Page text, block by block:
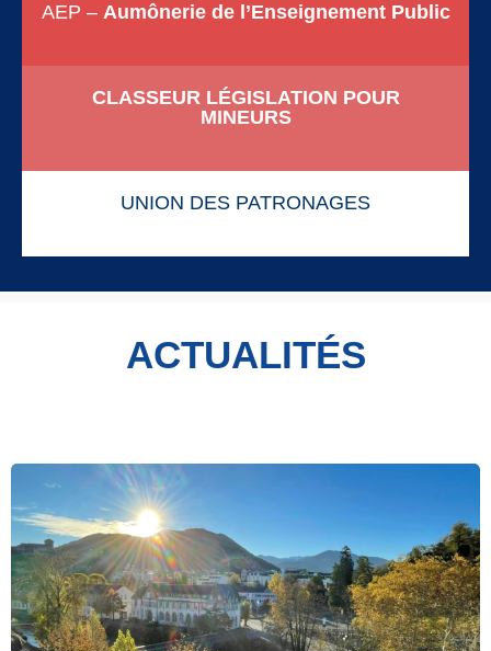
AEP – Aumônerie de l’Enseignement Public
CLASSEUR LÉGISLATION POUR
MINEURS
UNION DES PATRONAGES
ACTUALITÉS